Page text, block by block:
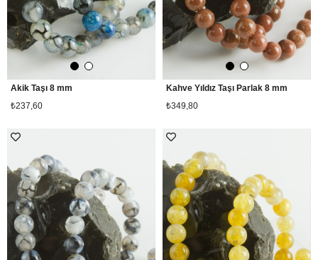
Akik Taşı 8 mm
₺237,60
Kahve Yıldız Taşı Parlak 8 mm
₺349,80